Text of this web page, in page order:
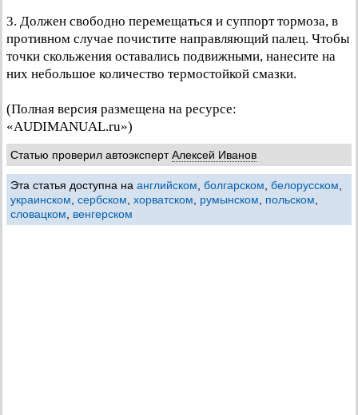
3. Должен свободно перемещаться и суппорт тормоза, в
противном случае почистите направляющий палец. Чтобы
точки скольжения оставались подвижными, нанесите на
них небольшое количество термостойкой смазки.
(Полная версия размещена на ресурсе:
«AUDIMANUAL.ru»)
Статью проверил автоэкспертАлексей Иванов
Эта статья доступна на английском болгарском белорусском
украинском сербском хорватском румынском польском
словацком
венгерском